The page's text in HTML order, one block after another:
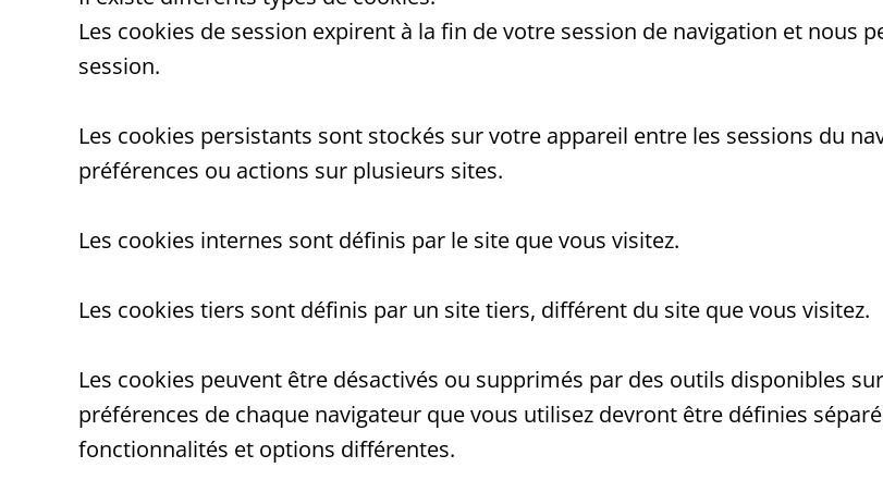
Les cookies de session expirent à la fin de votre session de navigation et nous
session.
Les cookies persistants sont stockés sur votre appareil entre les sessions du
préférences ou actions sur plusieurs sites.
Les cookies internes sont définis par le site que vous visitez.
Les cookies tiers sont définis par un site tiers, différent du site que vous visitez.
Les cookies peuvent être désactivés ou supprimés par des outils disponibles
préférences de chaque navigateur que vous utilisez devront être définies
fonctionnalités et options différentes.